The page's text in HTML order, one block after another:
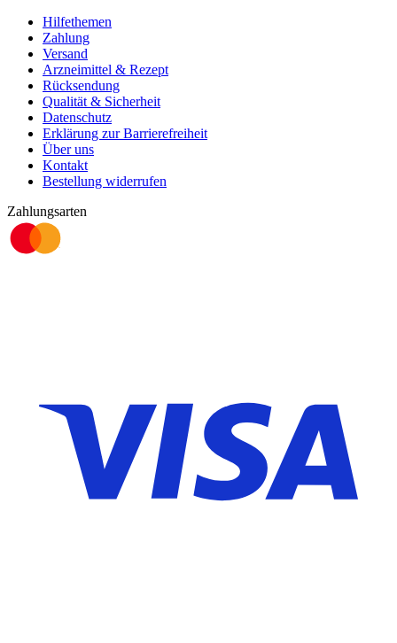
Hilfethemen
Zahlung
Versand
Arzneimittel & Rezept
Rücksendung
Qualität & Sicherheit
Datenschutz
Erklärung zur Barrierefreiheit
Über uns
Kontakt
Bestellung widerrufen
Zahlungsarten